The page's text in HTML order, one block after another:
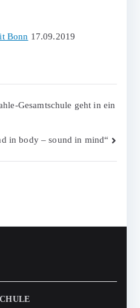
Bonn 17.09.2019
Gesamtschule geht in ein
in body – sound in mind“